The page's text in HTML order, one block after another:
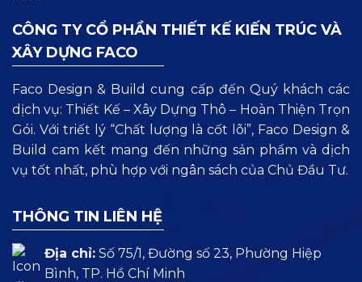
CÔNG TY CỔ PHẦN THIẾT KẾ KIẾN TRÚC VÀ
XÂY DỰNG FACO
Faco Design & Build cung cấp đến Quý khách các
dịch vụ: Thiết Kế – Xây Dựng Thô – Hoàn Thiện Trọn
Gói. Với triết lý “Chất lượng là cốt lõi”, Faco Design &
Build cam kết mang đến những sản phẩm và dịch
vụ tốt nhất, phù hợp với ngân sách của Chủ Đầu Tư.
THÔNG TIN LIÊN HỆ
Địa chỉ: Số 75/1, Đường số 23, Phường Hiệp
Bình, TP. Hồ Chí Minh